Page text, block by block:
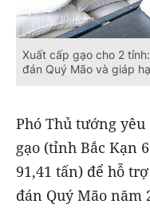
Xuất cấp gạo cho 2
đán Quý Mão và giáp
Phó Thủ tướng yêu
gạo (tỉnh Bắc Kạn
91,41 tấn) để hỗ
đán Quý Mão năm